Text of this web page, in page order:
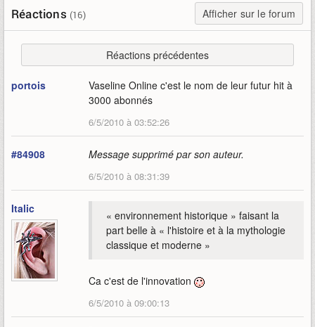
Réactions (16) Afficher sur le forum
Réactions précédentes
portois
Vaseline Online c'est le nom de leur futur hit à
3000 abonnés
6/5/2010 à 03:52:26
#84908 Message supprimé par son auteur.
6/5/2010 à 08:31:39
Italic
« environnement historique » faisant la
part belle à « l'histoire et à la mythologie
classique et moderne »
Ca c'est de l'innovation
6/5/2010 à 09:00:13